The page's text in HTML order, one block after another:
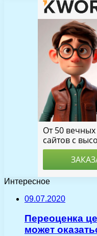
Интересное
09.07.2020
Переоценка
может